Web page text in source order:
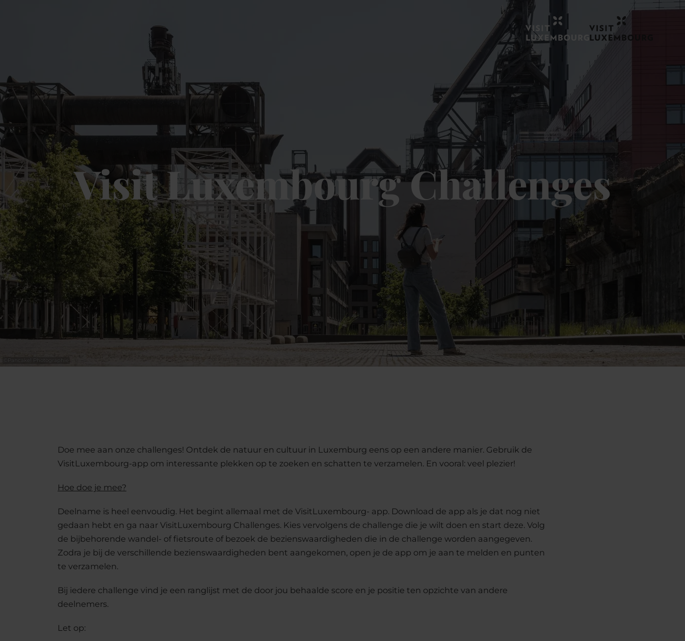
Pancake! Photographie
Visit Luxembourg Challenges
Doe mee aan onze challenges! Ontdek de natuur en cultuur in Luxemburg eens op een andere manier. Gebruik de
VisitLuxembourg-app om interessante plekken op te zoeken en schatten te verzamelen. En vooral: veel plezier!
Hoe doe je mee?
Deelname is heel eenvoudig. Het begint allemaal met de VisitLuxembourg- app. Download de app als je dat nog niet
gedaan hebt en ga naar VisitLuxembourg Challenges. Kies vervolgens de challenge die je wilt doen en start deze. Volg
de bijbehorende wandel- of fietsroute of bezoek de bezienswaardigheden die in de challenge worden aangegeven.
Zodra je bij de verschillende bezienswaardigheden bent aangekomen, open je de app om je aan te melden en punten
te verzamelen.
Bij iedere challenge vind je een ranglijst met de door jou behaalde score en je positie ten opzichte van andere
deelnemers.
Let op: